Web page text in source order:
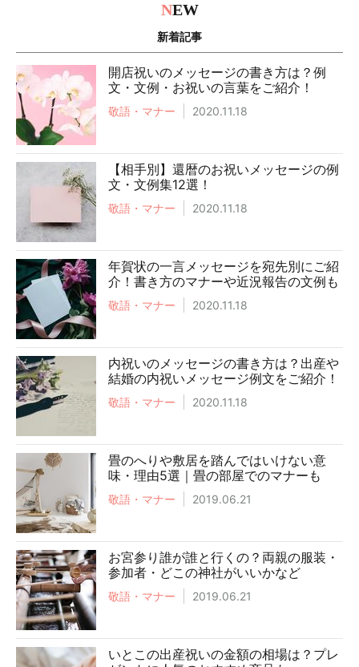
NEW
新着記事
開店祝いのメッセージの書き方は？例
文・文例・お祝いの言葉をご紹介！
敬語・マナー 2020.11.18
【相手別】還暦のお祝いメッセージの例
文・文例集12選！
敬語・マナー 2020.11.18
年賀状の一言メッセージを宛先別にご紹
介！書き方のマナーや近況報告の文例も
敬語・マナー 2020.11.18
内祝いのメッセージの書き方は？出産や
結婚の内祝いメッセージ例文をご紹介！
敬語・マナー 2020.11.18
畳のへりや敷居を踏んではいけない意
味・理由5選｜畳の部屋でのマナーも
敬語・マナー 2019.06.21
お宮参り誰が誰と行くの？両親の服装・
参加者・どこの神社がいいかなど
敬語・マナー 2019.06.21
いとこの出産祝いの金額の相場は？プレ